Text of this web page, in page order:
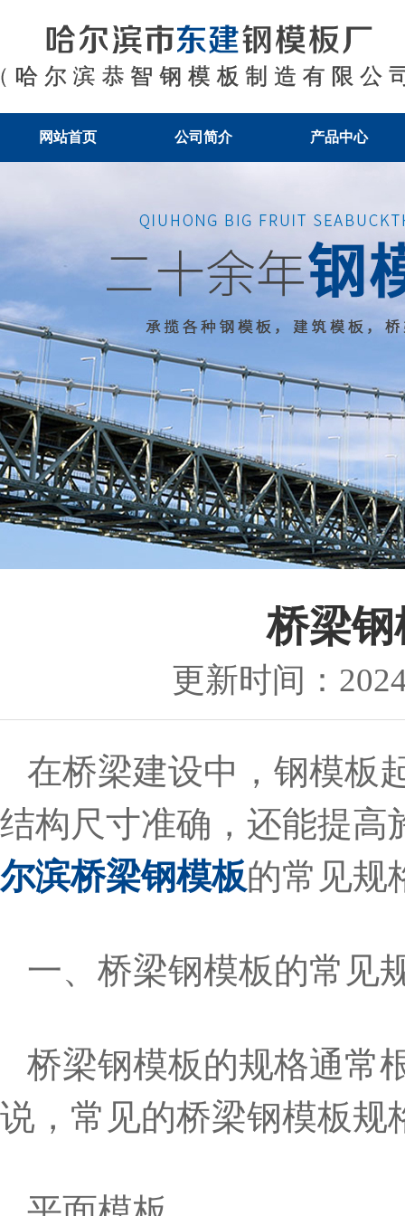
网站首页 公司简介 产品中心
桥梁
更新时间：
在桥梁建设中，钢模板
结构尺寸准确，还能提高
尔滨桥梁钢模板的常见规
一、桥梁钢模板的常见
桥梁钢模板的规格通常
说，常见的桥梁钢模板规